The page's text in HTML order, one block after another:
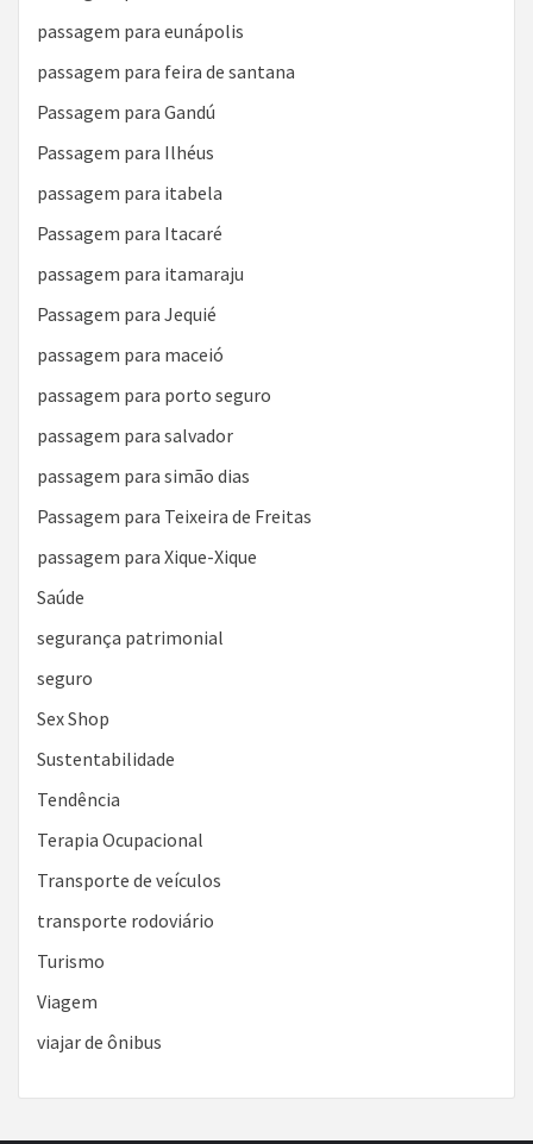
passagem para eunápolis
passagem para feira de santana
Passagem para Gandú
Passagem para Ilhéus
passagem para itabela
Passagem para Itacaré
passagem para itamaraju
Passagem para Jequié
passagem para maceió
passagem para porto seguro
passagem para salvador
passagem para simão dias
Passagem para Teixeira de Freitas
passagem para Xique-Xique
Saúde
segurança patrimonial
seguro
Sex Shop
Sustentabilidade
Tendência
Terapia Ocupacional
Transporte de veículos
transporte rodoviário
Turismo
Viagem
viajar de ônibus